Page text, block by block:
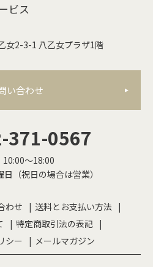
ビス
女2-3-1 八乙女プラザ1階
い合わせ
371-0567
10:00〜18:00
（祝日の場合は営業）
わせ
送料とお支払い方法
特定商取引法の表記
シー
メールマガジン